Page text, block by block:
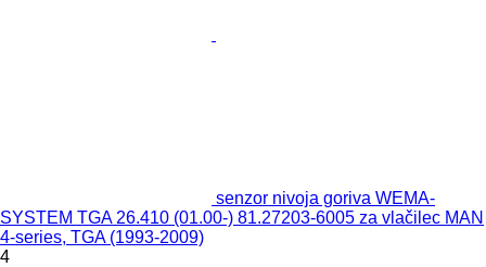
senzor nivoja goriva WEMA-
SYSTEM TGA 26.410 (01.00-) 81.27203-6005 za vlačilec MAN
4-series, TGA (1993-2009)
4